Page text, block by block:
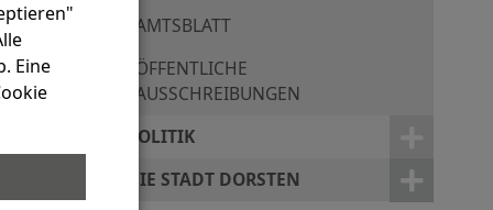
AMTSBLATT
ÖFFENTLICHE
AUSSCHREIBUNGEN
POLITIK
DIE STADT DORSTEN
Eine